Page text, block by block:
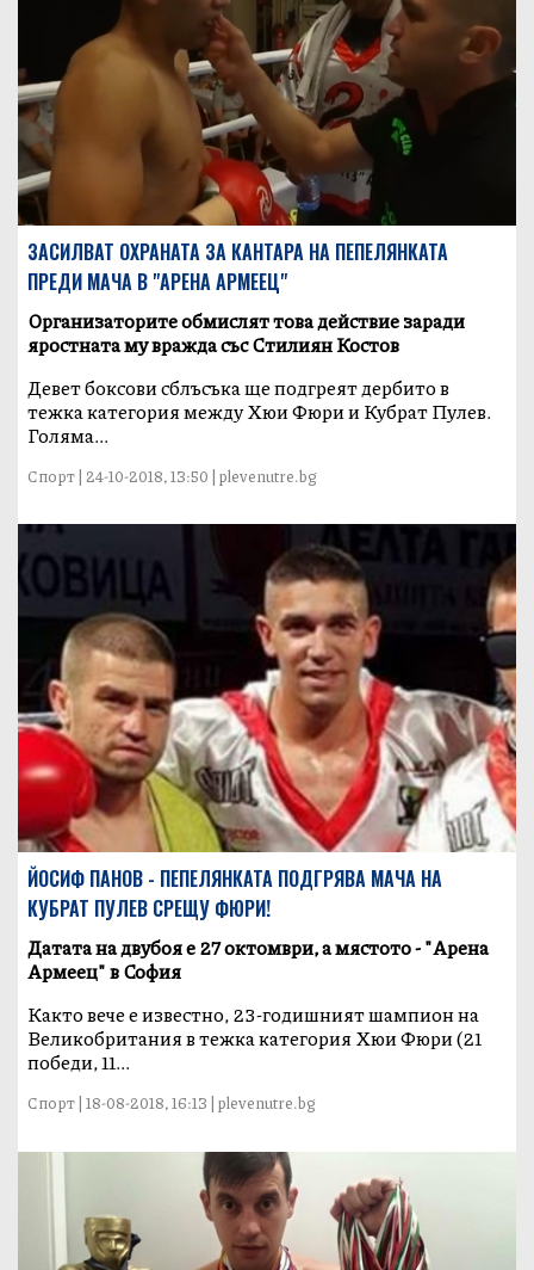
ЗАСИЛВАТ ОХРАНАТА ЗА КАНТАРА НА ПЕПЕЛЯНКАТА
ПРЕДИ МАЧА В "АРЕНА АРМЕЕЦ"
Организаторите обмислят това действие заради
яростната му вражда със Стилиян Костов
Девет боксови сблъсъка ще подгреят дербито в
тежка категория между Хюи Фюри и Кубрат Пулев.
Голяма...
Спорт | 24-10-2018, 13:50 | plevenutre.bg
ЙОСИФ ПАНОВ - ПЕПЕЛЯНКАТА ПОДГРЯВА МАЧА НА
КУБРАТ ПУЛЕВ СРЕЩУ ФЮРИ!
Датата на двубоя е 27 октомври, а мястото - "Арена
Армеец" в София
Както вече е известно, 23-годишният шампион на
Великобритания в тежка категория Хюи Фюри (21
победи, 11...
Спорт | 18-08-2018, 16:13 | plevenutre.bg